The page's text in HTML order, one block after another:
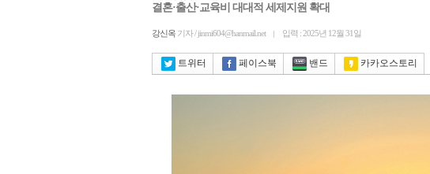
결혼·출산·교육비 대대적 세제지원 확대
강신옥 기자 / jinmi604@hanmail.net 입력 : 2025년 12월 31일
트위터 페이스북 밴드 카카오스토리